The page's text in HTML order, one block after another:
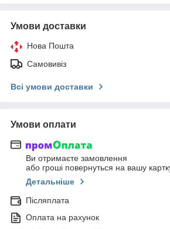
Умови доставки
Нова Пошта
Самовивіз
Всі умови доставки
Умови оплати
Ви отримаєте замовлення
або гроші повернуться на вашу
Детальніше
Післяплата
Оплата на рахунок